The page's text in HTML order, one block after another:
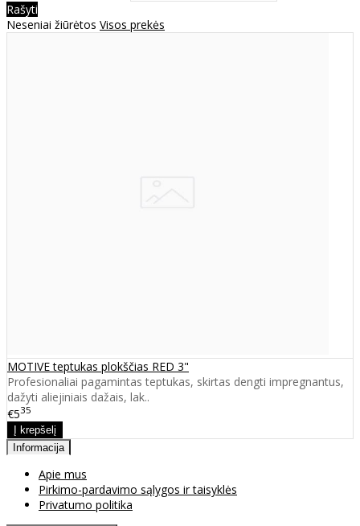
Rašyti
Neseniai žiūrėtos Visos prekės
MOTIVE teptukas plokščias RED 3"
Profesionaliai pagamintas teptukas, skirtas dengti impregnantus,
dažyti aliejiniais dažais, lak..
€535
Informacija
Apie mus
Pirkimo-pardavimo sąlygos ir taisyklės
Privatumo politika